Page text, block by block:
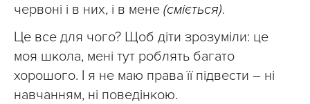
червоні і в них, і в мене (сміється).
Це все для чого? Щоб діти зрозуміли: це
моя школа, мені тут роблять багато
хорошого. І я не маю права її підвести – ні
навчанням, ні поведінкою.